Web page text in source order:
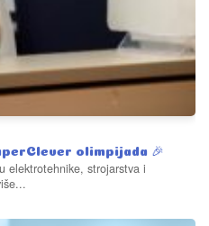
olimpijada 🎉
elektrotehnike, strojarstva i